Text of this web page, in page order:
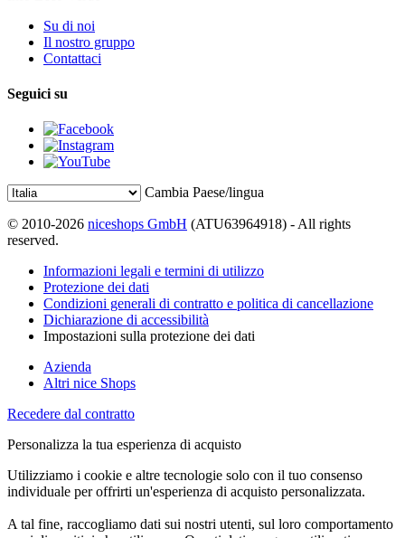
Su di noi
Il nostro gruppo
Contattaci
Seguici su
Cambia Paese/lingua
© 2010-2026 niceshops GmbH (ATU63964918) - All rights
reserved.
Informazioni legali e termini di utilizzo
Protezione dei dati
Condizioni generali di contratto e politica di cancellazione
Dichiarazione di accessibilità
Impostazioni sulla protezione dei dati
Azienda
Altri nice Shops
Recedere dal contratto
Personalizza la tua esperienza di acquisto
Utilizziamo i cookie e altre tecnologie solo con il tuo consenso
individuale per offrirti un'esperienza di acquisto personalizzata.
A tal fine, raccogliamo dati sui nostri utenti, sul loro comportamento